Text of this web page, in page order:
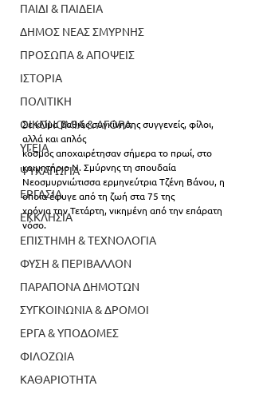
ΠΑΙΔΙ & ΠΑΙΔΕΙΑ
ΔΗΜΟΣ ΝΕΑΣ ΣΜΥΡΝΗΣ
ΠΡΟΣΩΠΑ & ΑΠΟΨΕΙΣ
ΙΣΤΟΡΙΑ
ΠΟΛΙΤΙΚΗ
ΟΙΚΟΝΟΜΙΑ & ΑΓΟΡΑ
ΥΓΕΙΑ
ΨΥΧΑΓΩΓΙΑ
ΕΡΓΑΣΙΑ
ΕΚΚΛΗΣΙΑ
ΕΠΙΣΤΗΜΗ & ΤΕΧΝΟΛΟΓΙΑ
ΦΥΣΗ & ΠΕΡΙΒΑΛΛΟΝ
ΠΑΡΑΠΟΝΑ ΔΗΜΟΤΩΝ
ΣΥΓΚΟΙΝΩΝΙΑ & ΔΡΟΜΟΙ
ΕΡΓΑ & ΥΠΟΔΟΜΕΣ
ΦΙΛΟΖΩΙΑ
ΚΑΘΑΡΙΟΤΗΤΑ
Σε κλίμα βαθιάς συγκίνησης συγγενείς, φίλοι,
αλλά και απλός
κόσμος αποχαιρέτησαν σήμερα το πρωί, στο
κοιμητήριο Ν. Σμύρνης τη σπουδαία
Nεοσμυρνιώτισσα ερμηνεύτρια Τζένη Βάνου, η
οποία έφυγε από τη ζωή στα 75 της
χρόνια την Τετάρτη, νικημένη από την επάρατη
νόσο.